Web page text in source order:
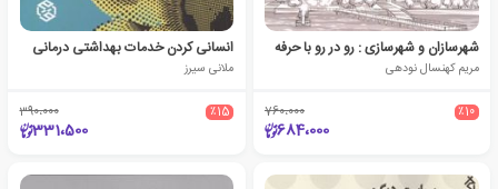
شهرسازان و شهرسازی : رو در رو با حرفه
مریم کهنسال نودهی
٪10 760،000
684،000
انسانی کردن خدمات بهداشتی درمانی
ملانی سیرز
٪15 390،000
331،500